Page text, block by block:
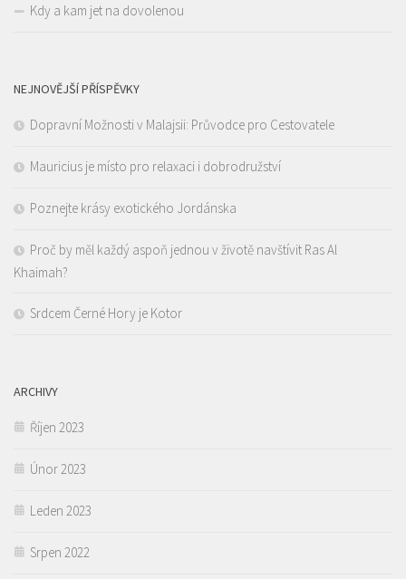
Kdy a kam jet na dovolenou
NEJNOVĚJŠÍ PŘÍSPĚVKY
Dopravní Možnosti v Malajsii: Průvodce pro Cestovatele
Mauricius je místo pro relaxaci i dobrodružství
Poznejte krásy exotického Jordánska
Proč by měl každý aspoň jednou v životě navštívit Ras Al
Khaimah?
Srdcem Černé Hory je Kotor
ARCHIVY
Říjen 2023
Únor 2023
Leden 2023
Srpen 2022